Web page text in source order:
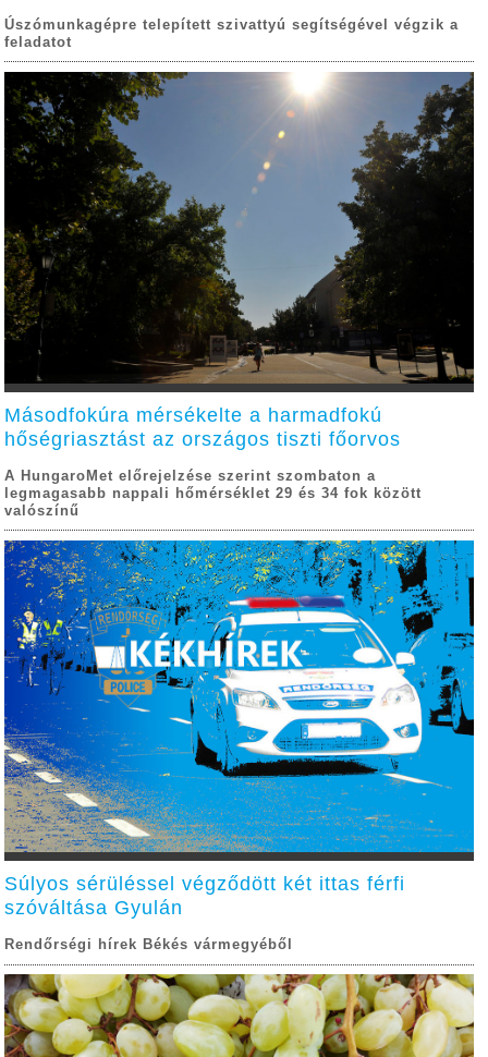
Úszómunkagépre telepített szivattyú segítségével végzik a
feladatot
Másodfokúra mérsékelte a harmadfokú
hőségriasztást az országos tiszti főorvos
A HungaroMet előrejelzése szerint szombaton a
legmagasabb nappali hőmérséklet 29 és 34 fok között
valószínű
Súlyos sérüléssel végződött két ittas férfi
szóváltása Gyulán
Rendőrségi hírek Békés vármegyéből